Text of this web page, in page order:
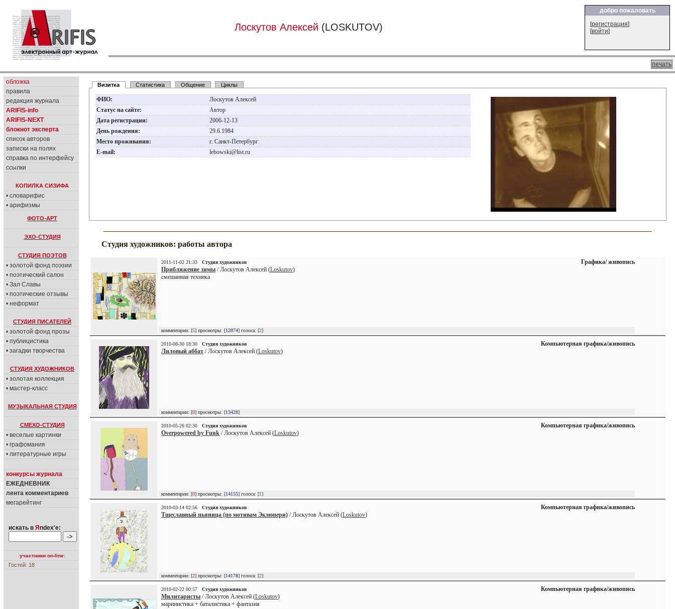
Лоскутов Алексей (LOSKUTOV)
добро пожаловать
[регистрация]
[войти]
печать
обложка
правила
редакция журнала
ARIFIS-info
ARIFIS-NEXT
блокнот эксперта
список авторов
записки на полях
справка по интерфейсу
ссылки
КОПИЛКА СИЗИФА
• словарифис
• арифизмы
ФОТО-АРТ
ЭХО-СТУДИЯ
СТУДИЯ ПОЭТОВ
• золотой фонд поэзии
• поэтический салон
• Зал Славы
• поэтические отзывы
• неформат
СТУДИЯ ПИСАТЕЛЕЙ
• золотой фонд прозы
• публицистика
• загадки творчества
СТУДИЯ ХУДОЖНИКОВ
• золотая коллекция
• мастер-класс
МУЗЫКАЛЬНАЯ СТУДИЯ
СМЕХО-СТУДИЯ
• веселые картинки
• графомания
• литературные игры
конкурсы журнала
ЕЖЕДНЕВНИК
лента комментариев
мегарейтинг
искать в Я ndex'е:
участники on-line:
Гостей: 18
Визитка Статистика Общение Циклы
ФИО:
Лоскутов Алексей
Статус на сайте:
Автор
Дата регистрации:
2006-12-13
День рождения:
29.6.1984
Место проживания:
г. Санкт-Петербург
E-mail:
lebowski@list.ru
Студия художников: работы автора
Графика/ живопись
2011-11-02 21:33 Студия художников
Приближение зимы / Лоскутов Алексей (Loskutov)
смешанная техника
комментарии: [5] просмотры: [12874] голоса: [2]
Компьютерная графика/живопись
2010-08-30 18:30 Студия художников
Лиловый аббат / Лоскутов Алексей (Loskutov)
комментарии: [0] просмотры: [13428]
Компьютерная графика/живопись
2010-05-26 02:30 Студия художников
Overpowered by Funk / Лоскутов Алексей (Loskutov)
комментарии: [0] просмотры: [14155] голоса: [1]
Компьютерная графика/живопись
2010-03-14 02:56 Студия художников
Тщеславный пьяница (по мотивам Экзюпери) / Лоскутов Алексей (Loskutov)
комментарии: [2] просмотры: [14178] голоса: [2]
Компьютерная графика/живопись
2010-02-22 00:57 Студия художников
Милитаристы / Лоскутов Алексей (Loskutov)
маринистика + баталистика + фантазия